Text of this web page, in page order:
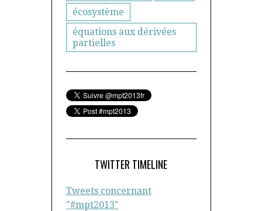
écosystème
équations aux dérivées
partielles
TWITTER TIMELINE
Tweets concernant
"#mpt2013"